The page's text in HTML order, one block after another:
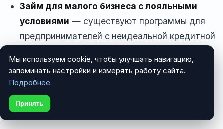
Займ для малого бизнеса с лояльными
условиями — существуют программы для
предпринимателей с неидеальной кредитной
Банковский овердрафт— если у вас есть
расчетный счет в банке, можно подключить
овердрафт с лимитом, зависящим от
оборота
Мы используем cookie, чтобы улучшать навигацию,
запоминать настройки и измерять работу сайта.
Подробнее
Принять